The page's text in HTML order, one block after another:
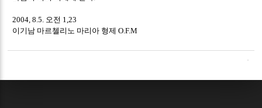
2004, 8.5. 오전 1,23
이기남 마르첼리노 마리아 형제 O.F.M